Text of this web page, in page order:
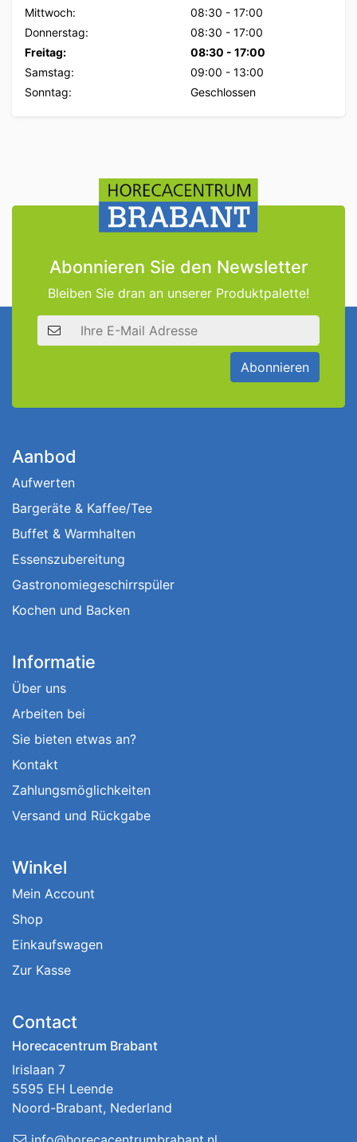
Mittwoch:
08:30 - 17:00
Donnerstag:
08:30 - 17:00
Freitag:
08:30 - 17:00
Samstag:
09:00 - 13:00
Sonntag:
Geschlossen
Abonnieren Sie den Newsletter
Bleiben Sie dran an unserer Produktpalette!
E-Mail Adresse
Abonnieren
Aanbod
Aufwerten
Bargeräte & Kaffee/Tee
Buffet & Warmhalten
Essenszubereitung
Gastronomiegeschirrspüler
Kochen und Backen
Informatie
Über uns
Arbeiten bei
Sie bieten etwas an?
Kontakt
Zahlungsmöglichkeiten
Versand und Rückgabe
Winkel
Mein Account
Shop
Einkaufswagen
Zur Kasse
Contact
Horecacentrum Brabant
Irislaan 7
5595 EH Leende
Noord-Brabant, Nederland